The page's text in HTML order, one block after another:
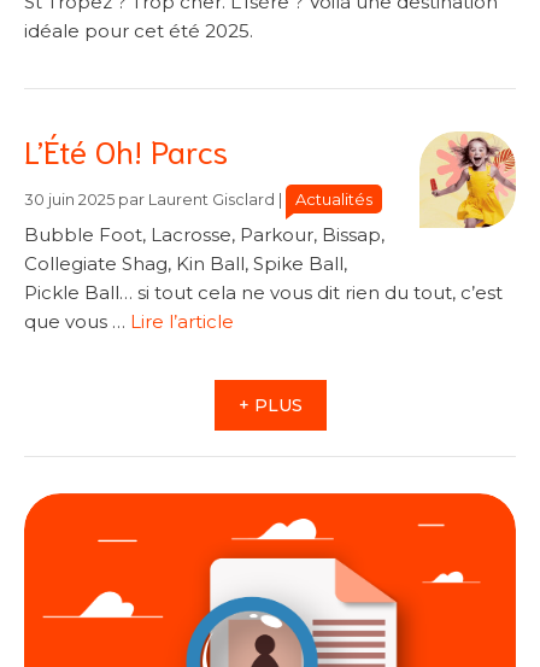
idéale pour cet été 2025.
L’Été Oh! Parcs
30 juin 2025 par Laurent Gisclard Catégories
Catégories
Actualités
Bubble Foot, Lacrosse, Parkour, Bissap,
Collegiate Shag, Kin Ball, Spike Ball,
Pickle Ball… si tout cela ne vous dit rien du tout, c’est
que vous … Lire l’article
+ PLUS